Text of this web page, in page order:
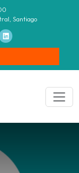
Santiago